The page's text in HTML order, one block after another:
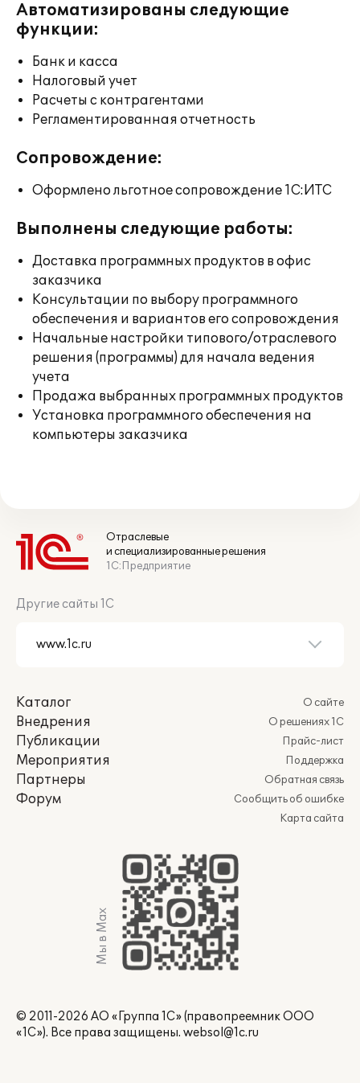
Автоматизированы следующие
функции:
Банк и касса
Налоговый учет
Расчеты с контрагентами
Регламентированная отчетность
Сопровождение:
Оформлено льготное сопровождение 1С:ИТС
Выполнены следующие работы:
Доставка программных продуктов в офис
заказчика
Консультации по выбору программного
обеспечения и вариантов его сопровождения
Начальные настройки типового/отраслевого
решения (программы) для начала ведения
учета
Продажа выбранных программных продуктов
Установка программного обеспечения на
компьютеры заказчика
Отраслевые
и специализированные решения
1С:Предприятие
Другие сайты 1С
Каталог
Внедрения
Публикации
Мероприятия
Партнеры
Форум
О сайте
О решениях 1С
Прайс-лист
Поддержка
Обратная связь
Сообщить об ошибке
Карта сайта
Мы в Max
© 2011-2026 АО «Группа 1С» (правопреемник ООО
«1С»). Все права защищены. websol@1c.ru